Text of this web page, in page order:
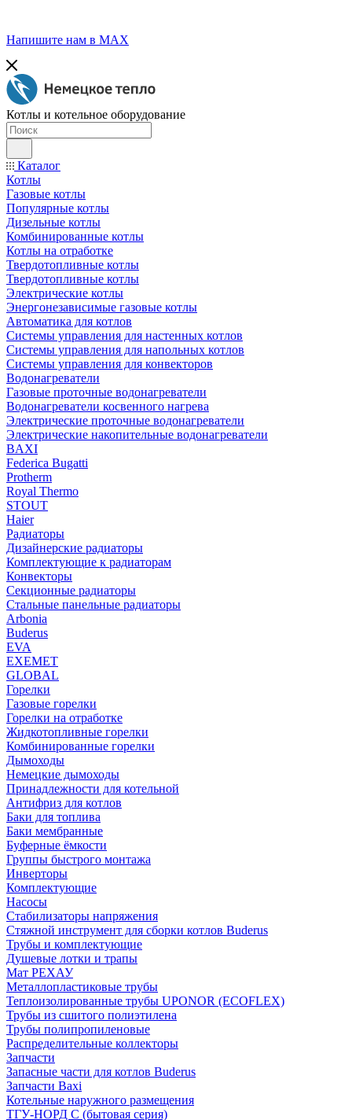
Напишите нам в МАХ
Котлы и котельное оборудование
Каталог
Котлы
Газовые котлы
Популярные котлы
Дизельные котлы
Комбинированные котлы
Котлы на отработке
Твердотопливные котлы
Твердотопливные котлы
Электрические котлы
Энергонезависимые газовые котлы
Автоматика для котлов
Системы управления для настенных котлов
Системы управления для напольных котлов
Системы управления для конвекторов
Водонагреватели
Газовые проточные водонагреватели
Водонагреватели косвенного нагрева
Электрические проточные водонагреватели
Электрические накопительные водонагреватели
BAXI
Federica Bugatti
Protherm
Royal Thermo
STOUT
Haier
Радиаторы
Дизайнерские радиаторы
Комплектующие к радиаторам
Конвекторы
Секционные радиаторы
Стальные панельные радиаторы
Arbonia
Buderus
EVA
EXEMET
GLOBAL
Горелки
Газовые горелки
Горелки на отработке
Жидкотопливные горелки
Комбинированные горелки
Дымоходы
Немецкие дымоходы
Принадлежности для котельной
Антифриз для котлов
Баки для топлива
Баки мембранные
Буферные ёмкости
Группы быстрого монтажа
Инверторы
Комплектующие
Насосы
Стабилизаторы напряжения
Стяжной инструмент для сборки котлов Buderus
Трубы и комплектующие
Душевые лотки и трапы
Мат РЕХАУ
Металлопластиковые трубы
Теплоизолированные трубы UPONOR (ECOFLEX)
Трубы из сшитого полиэтилена
Трубы полипропиленовые
Распределительные коллекторы
Запчасти
Запасные части для котлов Buderus
Запчасти Baxi
Котельные наружного размещения
ТГУ-НОРД С (бытовая серия)